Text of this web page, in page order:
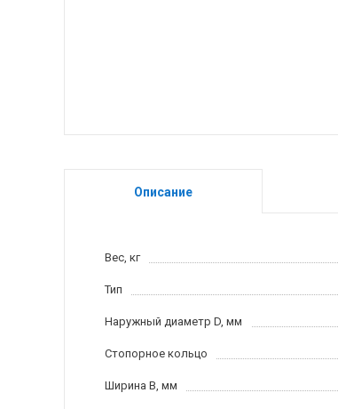
Описание
Вес, кг
Тип
Наружный диаметр D, мм
Стопорное кольцо
Ширина B, мм